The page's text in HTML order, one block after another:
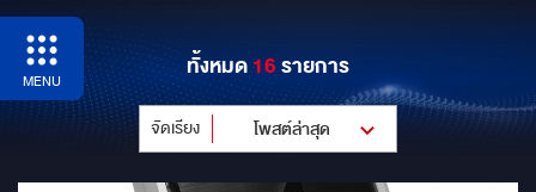
MENU ทั้งหมด16รายการ
จัดเรียง โพสต์ล่าสุด